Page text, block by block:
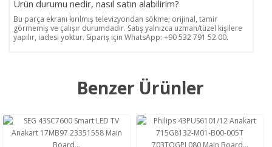
Ürün durumu nedir, nasıl satın alabilirim?
Bu parça ekranı kırılmış televizyondan sökme; orijinal, tamir
görmemiş ve çalışır durumdadır. Satış yalnızca uzman/tüzel kişilere
yapılır, iadesi yoktur. Sipariş için WhatsApp: +90 532 791 52 00.
Benzer Ürünler